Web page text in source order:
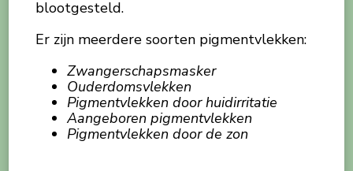
blootgesteld.
Er zijn meerdere soorten pigmentvlekken:
Zwangerschapsmasker
Ouderdomsvlekken
Pigmentvlekken door huidirritatie
Aangeboren pigmentvlekken
Pigmentvlekken door de zon